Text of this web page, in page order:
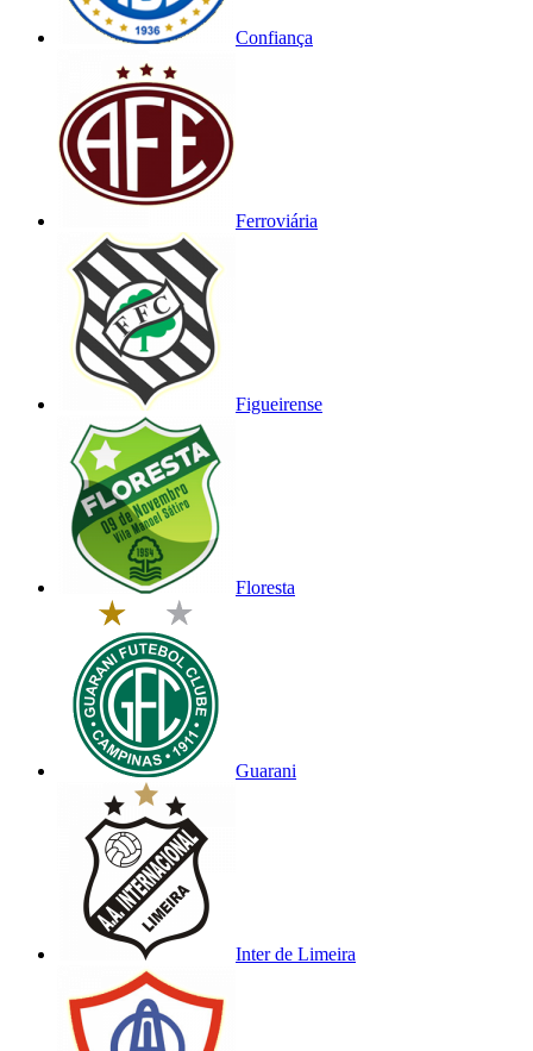
Confiança
Ferroviária
Figueirense
Floresta
Guarani
Inter de Limeira